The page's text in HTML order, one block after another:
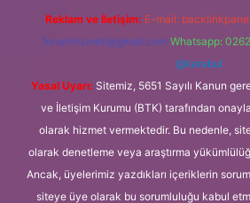
Reklam ve İletişim: E-mail:
forumhizmeti@gmail.com Whatsapp:
@karabul
Yasal Uyarı: Sitemiz, 5651 Sayılı Kanun
ve İletişim Kurumu (BTK) tarafından
olarak hizmet vermektedir. Bu nedenle,
olarak denetleme veya araştırma
Ancak, üyelerimiz yazdıkları içeriklerin
siteye üye olarak bu sorumluluğu kabul